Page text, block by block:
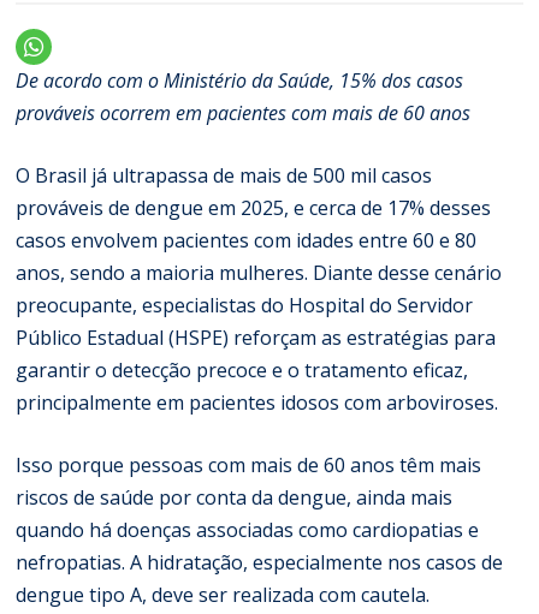
De acordo com o Ministério da Saúde, 15% dos casos
prováveis ocorrem em pacientes com mais de 60 anos
O Brasil já ultrapassa de mais de 500 mil casos
prováveis de dengue em 2025, e cerca de 17% desses
casos envolvem pacientes com idades entre 60 e 80
anos, sendo a maioria mulheres. Diante desse cenário
preocupante, especialistas do Hospital do Servidor
Público Estadual (HSPE) reforçam as estratégias para
garantir o detecção precoce e o tratamento eficaz,
principalmente em pacientes idosos com arboviroses.
Isso porque pessoas com mais de 60 anos têm mais
riscos de saúde por conta da dengue, ainda mais
quando há doenças associadas como cardiopatias e
nefropatias. A hidratação, especialmente nos casos de
dengue tipo A, deve ser realizada com cautela.